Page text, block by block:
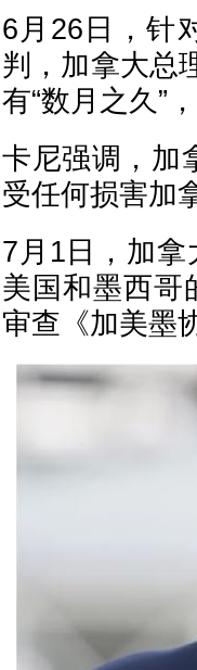
6月26日，针
判，加拿大总
有“数月之久”
卡尼强调，加
受任何损害加
7月1日，加拿
美国和墨西哥
审查《加美墨